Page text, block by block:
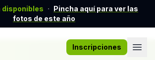
disponibles · Pincha aquí para ver las
fotos de este año
Inscripciones